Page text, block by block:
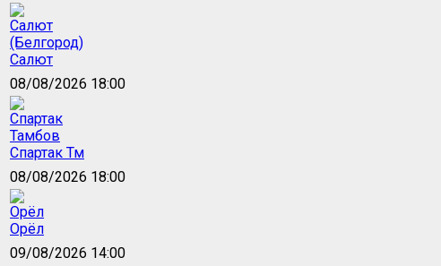
Салют
08/08/2026 18:00
Спартак Тм
08/08/2026 18:00
Орёл
09/08/2026 14:00